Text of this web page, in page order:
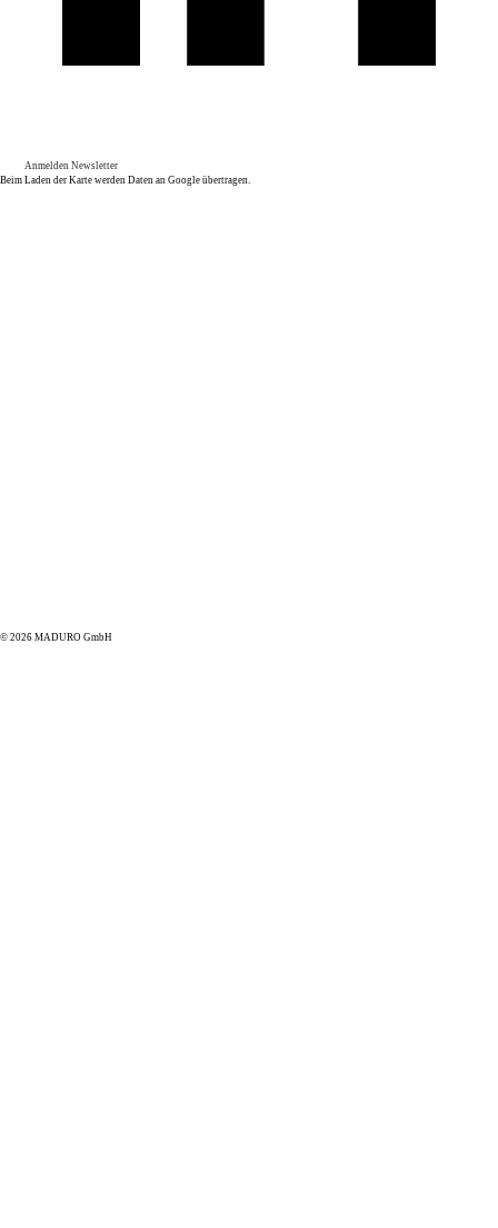
Anmelden Newsletter
Beim Laden der Karte werden Daten an Google übertragen.
© 2026 MADURO GmbH